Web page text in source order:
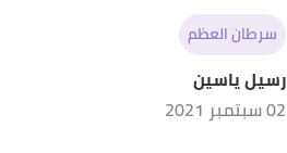
سرطان العظم
رسيل ياسين
02 سبتمبر 2021